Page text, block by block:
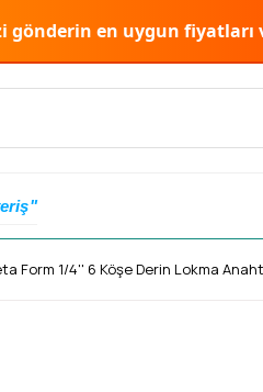
gönderin en uygun fiyatları
Form 1/4'' 6 Köşe Derin Lokma